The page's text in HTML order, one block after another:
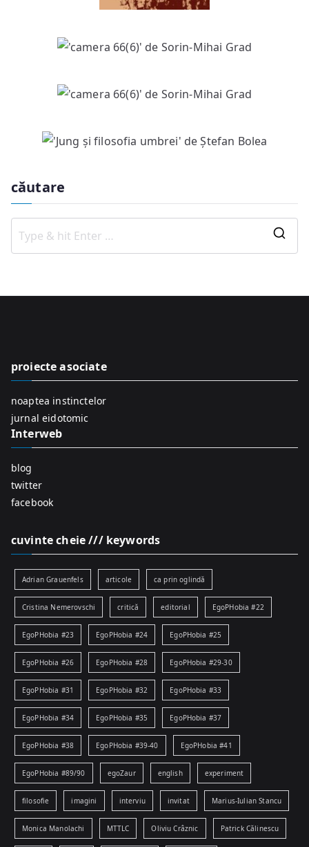
căutare
o
proiecte asociate
noaptea instinctelor
jurnal eidotomic
Interweb
blog
twitter
facebook
cuvinte cheie /// keywords
Adrian Grauenfels articole ca prin oglindă
Cristina Nemerovschi critică editorial EgoPHobia #22
EgoPHobia #23 EgoPHobia #24 EgoPHobia #25
EgoPHobia #26 EgoPHobia #28 EgoPHobia #29-30
EgoPHobia #31 EgoPHobia #32 EgoPHobia #33
EgoPHobia #34 EgoPHobia #35 EgoPHobia #37
EgoPHobia #38 EgoPHobia #39-40 EgoPHobia #41
EgoPHobia #89/90 egoZaur english experiment
filosofie imagini interviu invitat Marius-Iulian Stancu
Monica Manolachi MTTLC Oliviu Crâznic Patrick Călinescu